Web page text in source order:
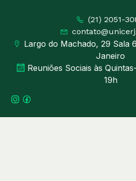
(21) 2051-
Largo do Machado, 29 Sala
Janeiro
Reuniões Sociais às
19h